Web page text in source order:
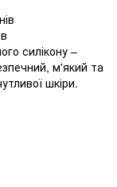
силікону –
м'який та
​​шкіри.